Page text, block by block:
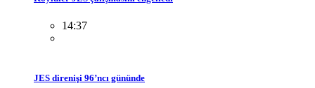
14:37
JES direnişi 96’ncı gününde